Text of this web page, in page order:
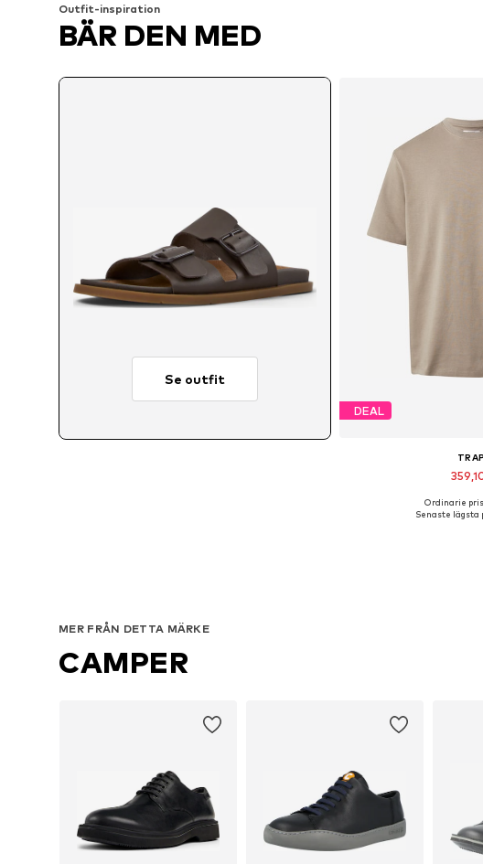
Outfit-inspiration
BÄR DEN MED
Se outfit
DEAL
Tillgängliga
Ordinarie
Senaste lägsta
MER FRÅN DETTA MÄRKE
CAMPER